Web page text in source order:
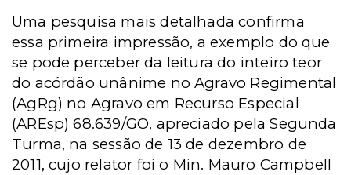
Uma pesquisa mais detalhada confirma
essa primeira impressão, a exemplo do que
se pode perceber da leitura do inteiro teor
do acórdão unânime no Agravo Regimental
(AgRg) no Agravo em Recurso Especial
(AREsp) 68.639/GO, apreciado pela Segunda
Turma, na sessão de 13 de dezembro de
2011, cujo relator foi o Min. Mauro Campbell